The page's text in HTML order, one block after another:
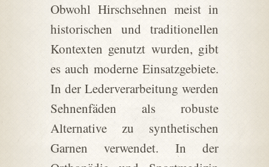
Obwohl Hirschsehnen meist in
historischen und traditionellen
Kontexten genutzt wurden, gibt
es auch moderne Einsatzgebiete.
In der Lederverarbeitung werden
Sehnenfäden als robuste
Alternative zu synthetischen
Garnen verwendet. In der